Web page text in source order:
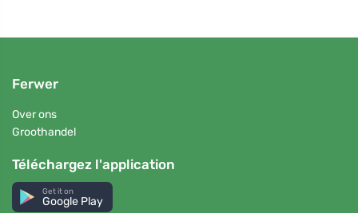
Ferwer
Over ons
Groothandel
Téléchargez l'application
Get it on
Google Play